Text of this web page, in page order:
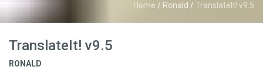
Home / Ronald / TranslateIt! v9.5
TranslateIt! v9.5
RONALD